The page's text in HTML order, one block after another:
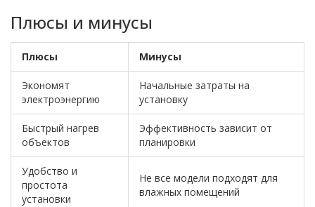
Плюсы и минусы
Плюсы Минусы
Экономят
электроэнергию
Начальные затраты на
установку
Быстрый нагрев
объектов
Эффективность зависит от
планировки
Удобство и
простота
установки
Не все модели подходят для
влажных помещений